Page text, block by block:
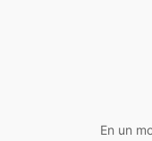
En un